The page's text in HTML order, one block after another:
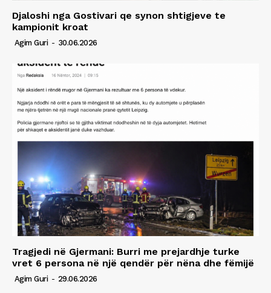
Djaloshi nga Gostivari qe synon shtigjeve te
kampionit kroat
Agim Guri - 30.06.2026
Tragjedi në Gjermani: Burri me prejardhje turke
vret 6 persona në një qendër për nëna dhe fëmijë
Agim Guri - 29.06.2026